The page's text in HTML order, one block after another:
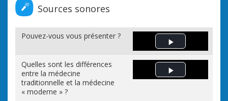
Sources sonores
Pouvez-vous vous présenter ?
Play Video
Quelles sont les différences
entre la médecine
traditionnelle et la médecine
« moderne » ?
Play Video